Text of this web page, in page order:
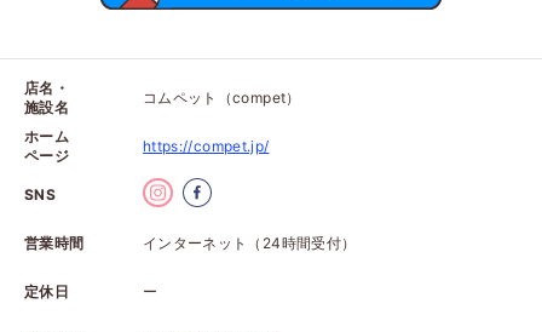
店名・
施設名
コムペット（compet）
ホーム
ページ
https://compet.jp/
SNS
営業時間 インターネット（24時間受付）
定休日 ー